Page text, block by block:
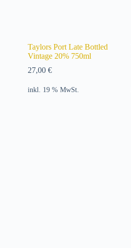
Taylors Port Late Bottled
Vintage 20% 750ml
27,00 €
inkl. 19 % MwSt.